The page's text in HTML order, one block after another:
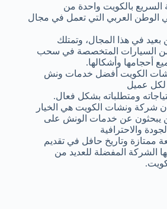
بالكويت واحدة من
الوطن العربي التي تعمل في مجال
في هذا المجال، وتمتلك
السيارات المتخصصة في سحب
أحجامها وأشكالها.
الكويت أفضل خدمات ونش
عميل
ومتطلباته بشكل فعال.
شركة ونشات الكويت هي الخيار
يبحثون عن خدمات الونش على
والاحترافية
ممتازة وتاريخ حافل في تقديم
الشركة المفضلة للعديد من